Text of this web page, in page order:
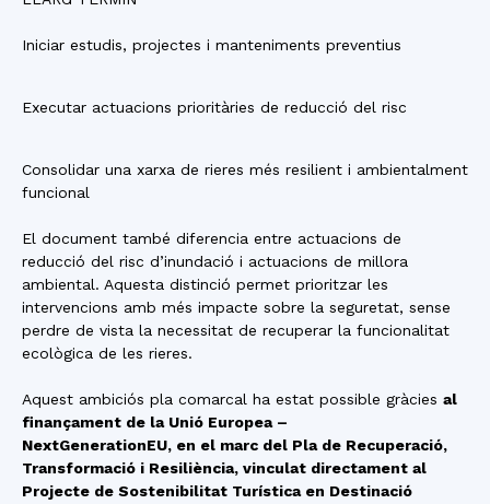
Iniciar estudis, projectes i manteniments preventius
Executar actuacions prioritàries de reducció del risc
Consolidar una xarxa de rieres més resilient i ambientalment
funcional
El document també diferencia entre actuacions de
reducció del risc d’inundació i actuacions de millora
ambiental. Aquesta distinció permet prioritzar les
intervencions amb més impacte sobre la seguretat, sense
perdre de vista la necessitat de recuperar la funcionalitat
ecològica de les rieres.
Aquest ambiciós pla comarcal ha estat possible gràcies al
finançament de la Unió Europea –
NextGenerationEU, en el marc del Pla de Recuperació,
Transformació i Resiliència, vinculat directament al
Projecte de Sostenibilitat Turística en Destinació